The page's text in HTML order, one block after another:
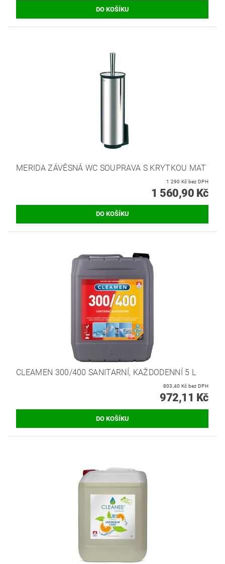
MERIDA ZÁVĚSNÁ WC SOUPRAVA S KRYTKOU MAT
1 290 Kč bez DPH
1 560,90 Kč
CLEAMEN 300/400 SANITARNÍ, KAŽDODENNÍ 5 L
803,40 Kč bez DPH
972,11 Kč